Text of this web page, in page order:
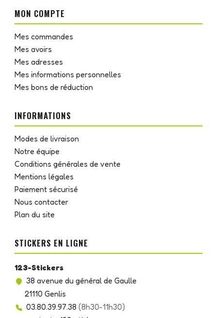
MON COMPTE
Mes commandes
Mes avoirs
Mes adresses
Mes informations personnelles
Mes bons de réduction
INFORMATIONS
Modes de livraison
Notre équipe
Conditions générales de vente
Mentions légales
Paiement sécurisé
Nous contacter
Plan du site
STICKERS EN LIGNE
123-Stickers
38 avenue du général de Gaulle
21110 Genlis
03.80.39.97.38 (8h30-11h30)